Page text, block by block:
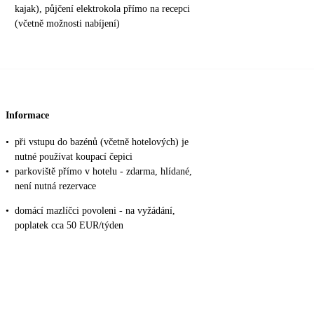
kajak), půjčení elektrokola přímo na recepci
(včetně možnosti nabíjení)
Informace
• při vstupu do bazénů (včetně hotelových) je
nutné používat koupací čepici
• parkoviště přímo v hotelu - zdarma, hlídané,
není nutná rezervace
• domácí mazlíčci povoleni - na vyžádání,
poplatek cca 50 EUR/týden